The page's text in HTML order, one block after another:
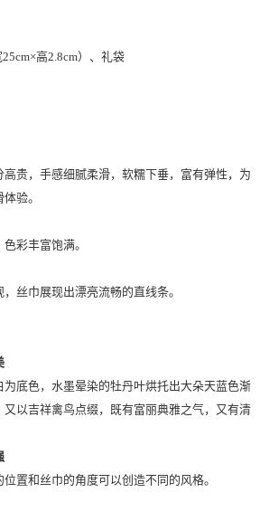
高2.8cm）、礼袋
，手感细腻柔滑，软糯下垂，富有弹性，为
验。
彩丰富饱满。
巾展现出漂亮流畅的直线条。
底色，水墨晕染的牡丹叶烘托出大朵天蓝色渐
又以吉祥禽鸟点缀，既有富丽典雅之气，又有清
和丝巾的角度可以创造不同的风格。